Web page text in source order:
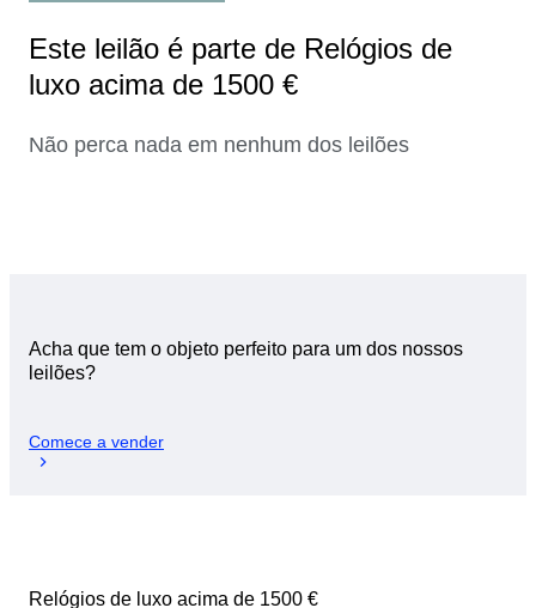
Este leilão é parte de Relógios de
luxo acima de 1500 €
Não perca nada em nenhum dos leilões
Acha que tem o objeto perfeito para um dos nossos
leilões?
Comece a vender
Relógios de luxo acima de 1500 €